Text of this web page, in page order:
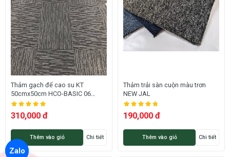
Thảm gạch đế cao su KT
50cmx50cm HCO-BASIC 06
HNM
310,000 đ
Thêm vào giỏ Chi tiết
Thảm trải sàn cuộn màu trơn
NEW JAL
190,000 đ
Thêm vào giỏ Chi tiết
Zalo